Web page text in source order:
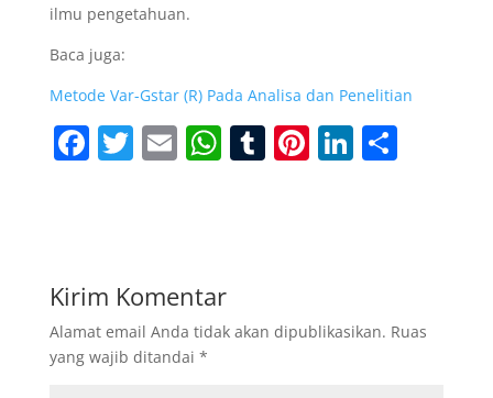
ilmu pengetahuan.
Baca juga:
Metode Var-Gstar (R) Pada Analisa dan Penelitian
F
b
o
o
T E W
A
p
p
T Pi Li
n
S
Kirim Komentar
Alamat email Anda tidak akan dipublikasikan. Ruas
yang wajib ditandai *